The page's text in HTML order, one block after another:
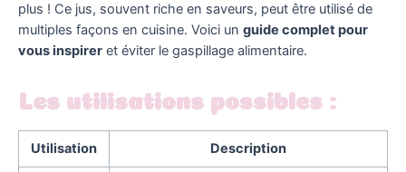
plus ! Ce jus, souvent riche en saveurs, peut être utilisé de
multiples façons en cuisine. Voici un guide complet pour
vous inspirer et éviter le gaspillage alimentaire.
Les utilisations possibles :
Utilisation Description